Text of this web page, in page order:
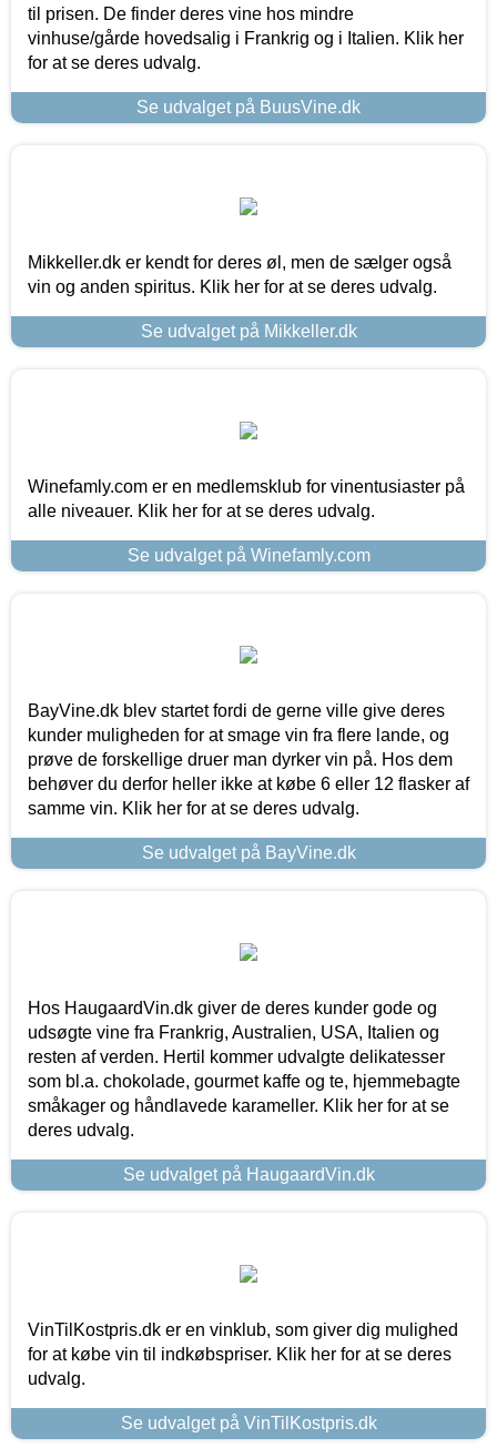
til prisen. De finder deres vine hos mindre
vinhuse/gårde hovedsalig i Frankrig og i Italien. Klik her
for at se deres udvalg.
Se udvalget på BuusVine.dk
Mikkeller.dk er kendt for deres øl, men de sælger også
vin og anden spiritus. Klik her for at se deres udvalg.
Se udvalget på Mikkeller.dk
Winefamly.com er en medlemsklub for vinentusiaster på
alle niveauer. Klik her for at se deres udvalg.
Se udvalget på Winefamly.com
BayVine.dk blev startet fordi de gerne ville give deres
kunder muligheden for at smage vin fra flere lande, og
prøve de forskellige druer man dyrker vin på. Hos dem
behøver du derfor heller ikke at købe 6 eller 12 flasker af
samme vin. Klik her for at se deres udvalg.
Se udvalget på BayVine.dk
Hos HaugaardVin.dk giver de deres kunder gode og
udsøgte vine fra Frankrig, Australien, USA, Italien og
resten af verden. Hertil kommer udvalgte delikatesser
som bl.a. chokolade, gourmet kaffe og te, hjemmebagte
småkager og håndlavede karameller. Klik her for at se
deres udvalg.
Se udvalget på HaugaardVin.dk
VinTilKostpris.dk er en vinklub, som giver dig mulighed
for at købe vin til indkøbspriser. Klik her for at se deres
udvalg.
Se udvalget på VinTilKostpris.dk